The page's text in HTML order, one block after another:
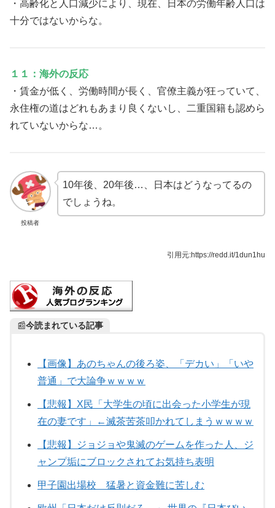
・高齢化と人口減少により、現在、日本の労働年齢人口は
十分ではないからな。
１１：海外の反応
・賃金が低く、労働時間が長く、官僚主義が狂っていて、
永住権の道はどれもあまり良くないし、二重国籍も認めら
れていないからな…。
投稿者
10年後、20年後…、日本はどうなってるの
でしょうね。
引用元:https://redd.it/1dun1hu
📰今読まれている記事
【画像】あのちゃんの後ろ姿、「デカい」「いや
普通」で大論争ｗｗｗｗ
【悲報】X民「大学生の頃に出会った小学生が現
在の妻です」←滅茶苦茶叩かれてしまうｗｗｗｗ
【悲報】ジョジョや鬼滅のゲームを作った人、ジ
ャンプ垢にブロックされてお気持ち表明
甲子園出場校 猛暑と資金難に苦しむ